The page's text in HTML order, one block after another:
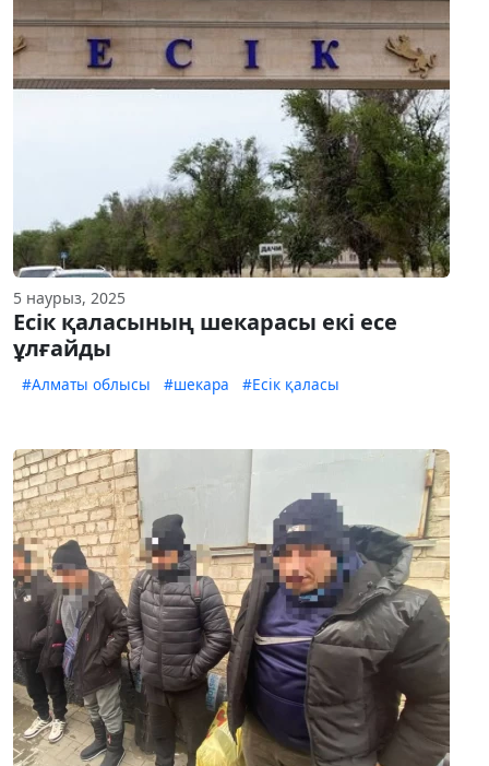
5 наурыз, 2025
Есік қаласының шекарасы екі есе
ұлғайды
#Алматы облысы #шекара #Есік қаласы